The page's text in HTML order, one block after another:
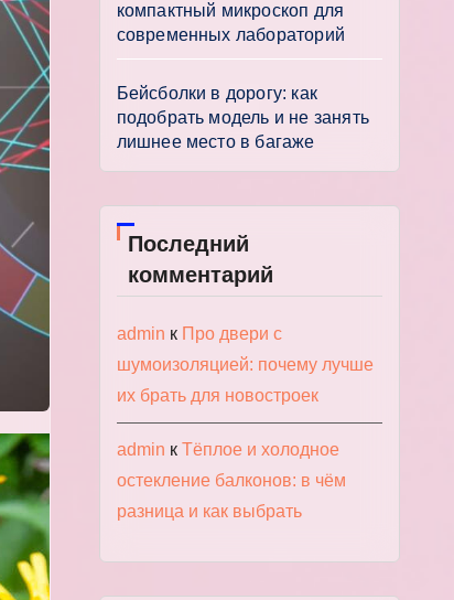
компактный микроскоп для
современных лабораторий
Бейсболки в дорогу: как
подобрать модель и не занять
лишнее место в багаже
Последний
комментарий
admin к Про двери с
шумоизоляцией: почему лучше
их брать для новостроек
admin к Тёплое и холодное
остекление балконов: в чём
разница и как выбрать